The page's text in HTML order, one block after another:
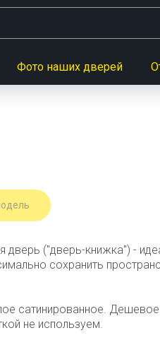
Фото наших дверей
дверь ("дверь-книжка") -
сохранить
сатинированное. Дешевое
не используем.